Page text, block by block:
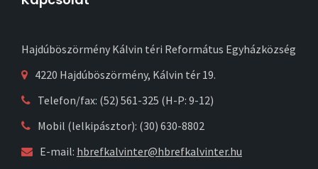
Hajdúböszörmény Kálvin téri Református Egyházközség
4220 Hajdúböszörmény, Kálvin tér 19.
Telefon/fax: (52) 561-325 (H-P: 9-12)
Mobil (lelkipásztor): (30) 630-8802
E-mail: hbrefkalvinter@hbrefkalvinter.hu